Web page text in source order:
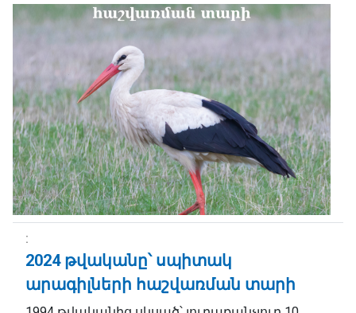
2024 թվականը՝ սպիտակ
արագիլների հաշվառման տարի